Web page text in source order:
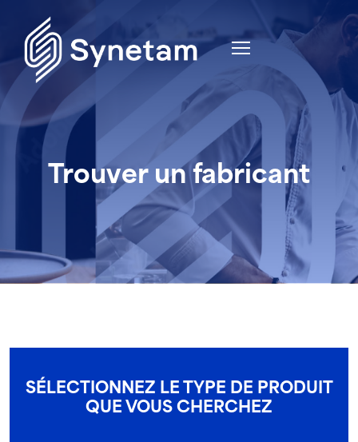
Trouver un fabricant
SÉLECTIONNEZ LE TYPE DE PRODUIT
QUE VOUS CHERCHEZ